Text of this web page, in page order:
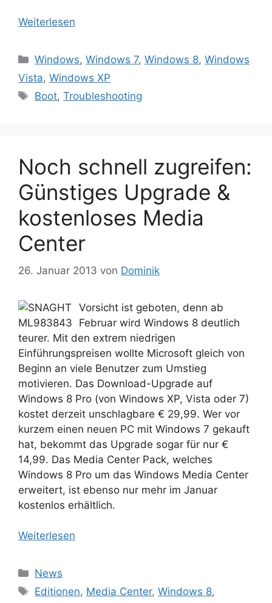
Weiterlesen
Kategorien
Windows,Windows 7,Windows 8,Windows
Vista, Windows XP
Schlagwörter
Boot,Troubleshooting
Noch schnell zugreifen:
Günstiges Upgrade &
kostenloses Media
Center
26. Januar 2013 von Dominik
Vorsicht ist geboten, denn ab
Februar wird Windows 8 deutlich
teurer. Mit den extrem niedrigen
Einführungspreisen wollte Microsoft gleich von
Beginn an viele Benutzer zum Umstieg
motivieren. Das Download-Upgrade auf
Windows 8 Pro (von Windows XP, Vista oder 7)
kostet derzeit unschlagbare € 29,99. Wer vor
kurzem einen neuen PC mit Windows 7 gekauft
hat, bekommt das Upgrade sogar für nur €
14,99. Das Media Center Pack, welches
Windows 8 Pro um das Windows Media Center
erweitert, ist ebenso nur mehr im Januar
kostenlos erhältlich.
Weiterlesen
Kategorien
News
Schlagwörter
Editionen, Media Center,Windows 8,